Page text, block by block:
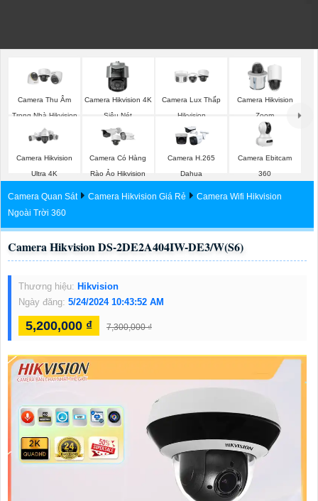
Camera Thu Âm
Trong Nhà Hikvision
Camera Hikvision 4K
Siêu Nét
Camera Lux Thấp
Hikvision
Camera Hikvision
Zoom
Camera Hikvision
Ultra 4K
Camera Có Hàng
Rào Ảo Hikvision
Camera H.265
Dahua
Camera Ebitcam
360
Camera Quan Sát Camera Hikvision Giá Rẻ
Camera Wifi Hikvision
Ngoài Trời 360
Camera Hikvision DS-2DE2A404IW-DE3/W(S6)
Thương hiệu: Hikvision
Ngày đăng: 5/24/2024 10:43:52 AM
5,200,000 ₫ 7,300,000 ₫